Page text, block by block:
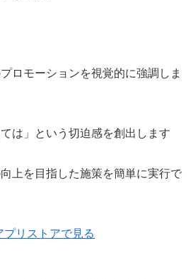
ロモーションを視覚的に強調しま
は」という切迫感を創出します
上を目指した施策を簡単に実行で
プリストアで見る